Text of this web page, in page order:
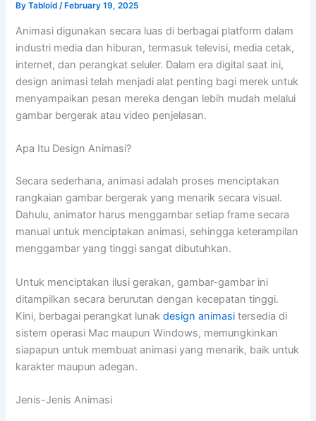
ByTabloid/ February 19, 2025
Animasi digunakan secara luas di berbagai platform dalam
industri media dan hiburan, termasuk televisi, media cetak,
internet, dan perangkat seluler. Dalam era digital saat ini,
design animasi telah menjadi alat penting bagi merek untuk
menyampaikan pesan mereka dengan lebih mudah melalui
gambar bergerak atau video penjelasan.
Apa Itu Design Animasi?
Secara sederhana, animasi adalah proses menciptakan
rangkaian gambar bergerak yang menarik secara visual.
Dahulu, animator harus menggambar setiap frame secara
manual untuk menciptakan animasi, sehingga keterampilan
menggambar yang tinggi sangat dibutuhkan.
Untuk menciptakan ilusi gerakan, gambar-gambar ini
ditampilkan secara berurutan dengan kecepatan tinggi.
Kini, berbagai perangkat lunakdesign animasi tersedia di
sistem operasi Mac maupun Windows, memungkinkan
siapapun untuk membuat animasi yang menarik, baik untuk
karakter maupun adegan.
Jenis-Jenis Animasi